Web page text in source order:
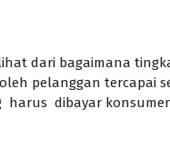
dari bagaimana
pelanggan tercapai
dibayar